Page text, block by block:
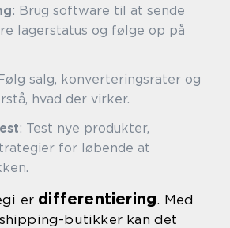
: Brug software til at sende
lagerstatus og følge op på
salg, konverteringsrater og
hvad der virker.
: Test nye produkter,
for løbende at
er differentiering. Med
butikker kan det